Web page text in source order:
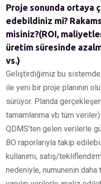
Proje sonunda ortaya
edebildiniz mi?
misiniz?(ROI,
üretim süresinde
vs.)
Geliştirdiğimiz bu
ile yeni bir proje planının
sürüyor. Planda
tamamlanma vb tüm
QDMS’ten gelen verilerle
BO raporlarıyla takip
kullanımı, satış/
nedeniyle, numunenin